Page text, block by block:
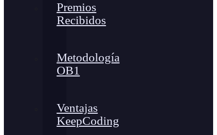
Premios
Recibidos
Metodología
OB1
Ventajas
KeepCoding